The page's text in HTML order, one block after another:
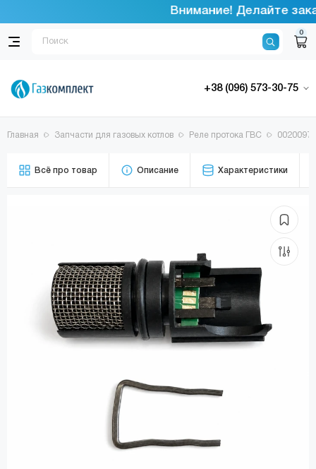
Внимание! Делайте
0
+38 (096) 573-30-75
Главная Запчасти для газовых котлов Реле протока ГВС
Всё про товар Описание Характеристики